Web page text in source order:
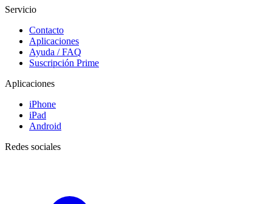
Servicio
Contacto
Aplicaciones
Ayuda / FAQ
Suscripción Prime
Aplicaciones
iPhone
iPad
Android
Redes sociales